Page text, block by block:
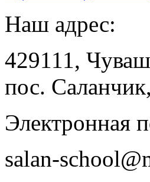
Наш адрес:
429111,
пос.
Электронная
salan-